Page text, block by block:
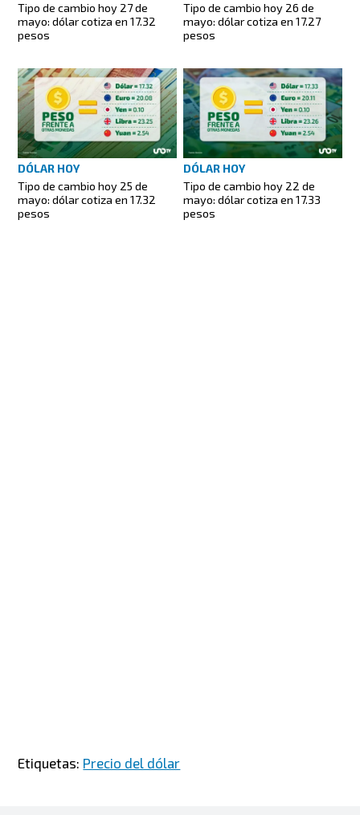
Tipo de cambio hoy 27 de
mayo: dólar cotiza en 17.32
pesos
Tipo de cambio hoy 26 de
mayo: dólar cotiza en 17.27
pesos
DÓLAR HOY
Tipo de cambio hoy 25 de
mayo: dólar cotiza en 17.32
pesos
DÓLAR HOY
Tipo de cambio hoy 22 de
mayo: dólar cotiza en 17.33
pesos
Etiquetas: Precio del dólar